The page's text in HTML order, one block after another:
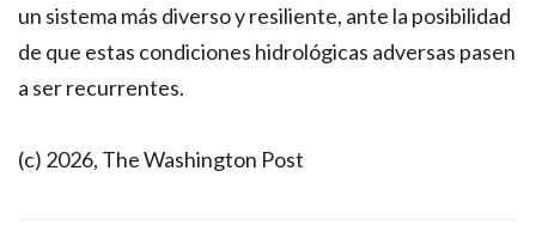
un sistema más diverso y resiliente, ante la posibilidad
de que estas condiciones hidrológicas adversas pasen
a ser recurrentes.
(c) 2026, The Washington Post